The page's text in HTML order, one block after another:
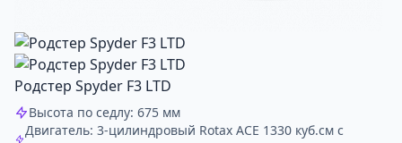
Родстер Spyder F3 LTD
Высота по седлу: 675 мм
Двигатель: 3-цилиндровый Rotax ACE 1330 куб.см с